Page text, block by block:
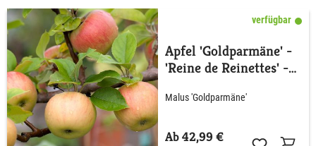
verfügbar
Apfel 'Goldparmäne' -
'Reine de Reinettes' -
Malus 'Goldparmäne'
Ab 42,99 €